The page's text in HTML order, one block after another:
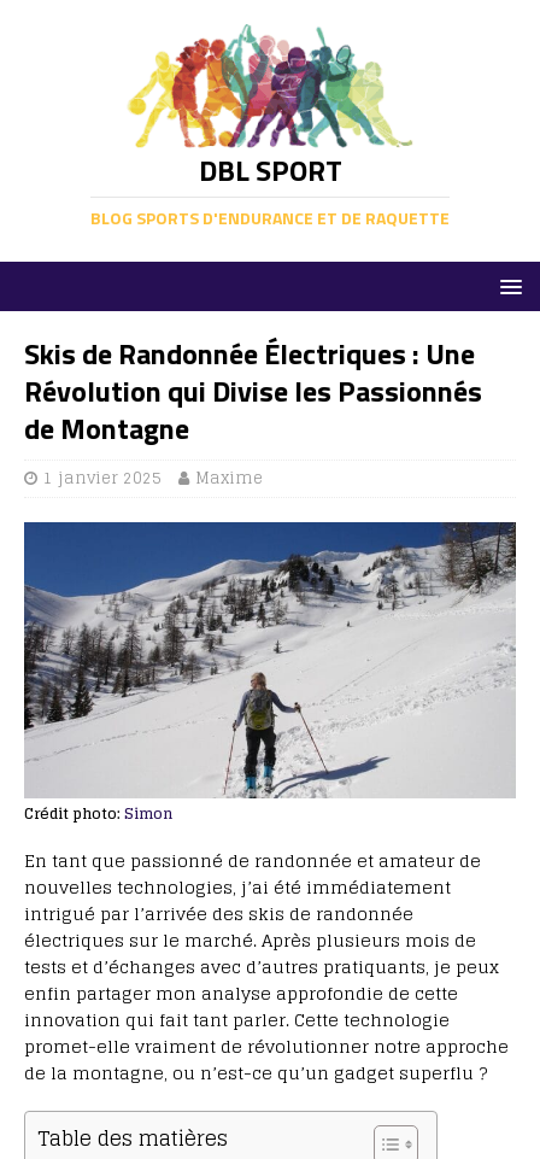
DBL SPORT
BLOG SPORTS D'ENDURANCE ET DE RAQUETTE
Skis de Randonnée Électriques : Une
Révolution qui Divise les Passionnés
de Montagne
1 janvier 2025 Maxime
Crédit photo:Simon
En tant que passionné de randonnée et amateur de
nouvelles technologies, j’ai été immédiatement
intrigué par l’arrivée des skis de randonnée
électriques sur le marché. Après plusieurs mois de
tests et d’échanges avec d’autres pratiquants, je peux
enfin partager mon analyse approfondie de cette
innovation qui fait tant parler. Cette technologie
promet-elle vraiment de révolutionner notre approche
de la montagne, ou n’est-ce qu’un gadget superflu ?
Table des matières